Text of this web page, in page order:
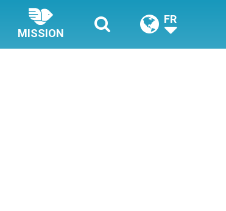
MISSION
FR